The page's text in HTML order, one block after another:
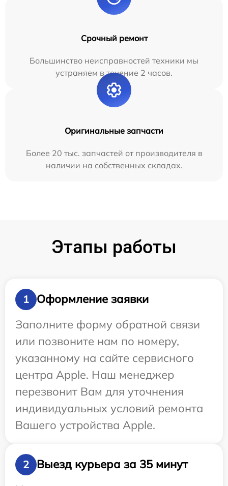
Срочный ремонт
Большинство неисправностей техники мы
устраняем в течение 2 часов.
Оригинальные запчасти
Более 20 тыс. запчастей от производителя в
наличии на собственных складах.
Этапы работы
1
Оформление заявки
Заполните форму обратной связи
или позвоните нам по номеру,
указанному на сайте сервисного
центра Apple. Наш менеджер
перезвонит Вам для уточнения
индивидуальных условий ремонта
Вашего устройства Apple.
2
Выезд курьера за 35 минут